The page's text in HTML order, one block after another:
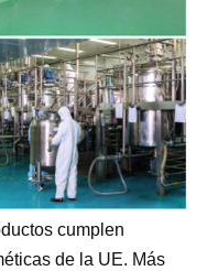
cumplen
de la UE. Más